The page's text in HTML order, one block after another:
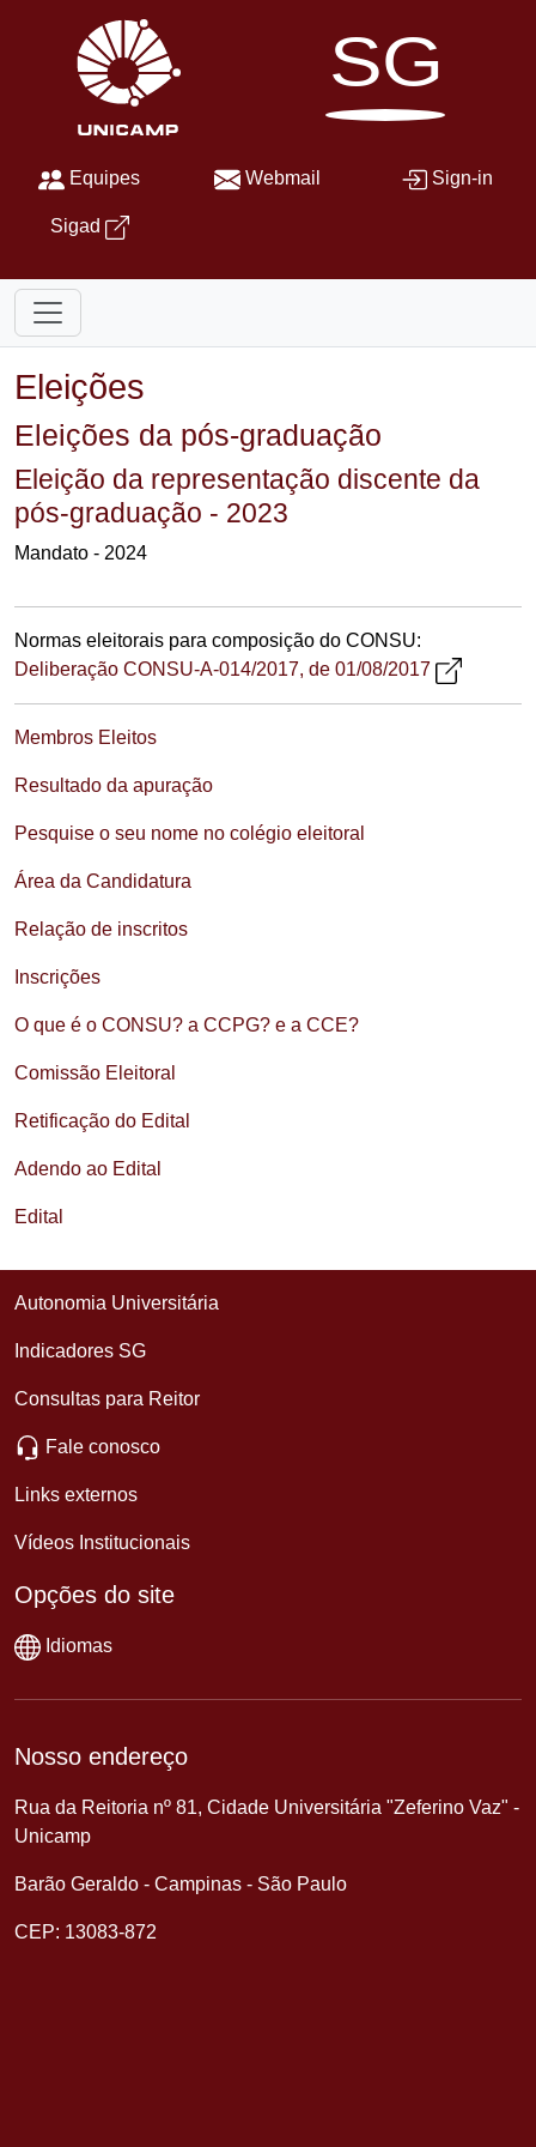
SG
Equipes Webmail Sign-in
Sigad
Eleições
Eleições da pós-graduação
Eleição da representação discente da
pós-graduação - 2023
Mandato - 2024
Normas eleitorais para composição do CONSU:
Deliberação CONSU-A-014/2017, de 01/08/2017
Membros Eleitos
Resultado da apuração
Pesquise o seu nome no colégio eleitoral
Área da Candidatura
Relação de inscritos
Inscrições
O que é o CONSU? a CCPG? e a CCE?
Comissão Eleitoral
Retificação do Edital
Adendo ao Edital
Edital
Autonomia Universitária
Indicadores SG
Consultas para Reitor
Fale conosco
Links externos
Vídeos Institucionais
Opções do site
Idiomas
Nosso endereço
Rua da Reitoria nº 81, Cidade Universitária "Zeferino Vaz" -
Unicamp
Barão Geraldo - Campinas - São Paulo
CEP: 13083-872